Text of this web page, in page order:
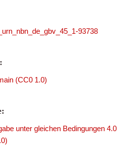
93738
(CC0 1.0)
unter gleichen Bedingungen 4.0